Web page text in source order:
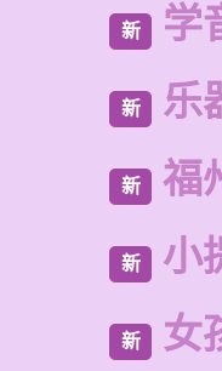
新 学
新 乐
新 福
新 小
新 女